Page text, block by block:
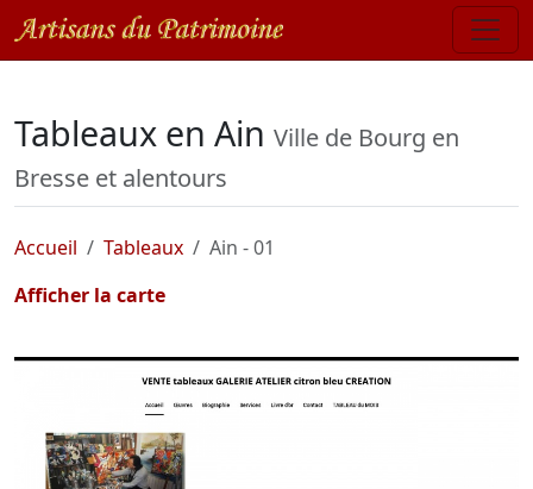
Tableaux en Ain Ville de Bourg en
Bresse et alentours
Accueil Tableaux
Ain - 01
Afficher la carte